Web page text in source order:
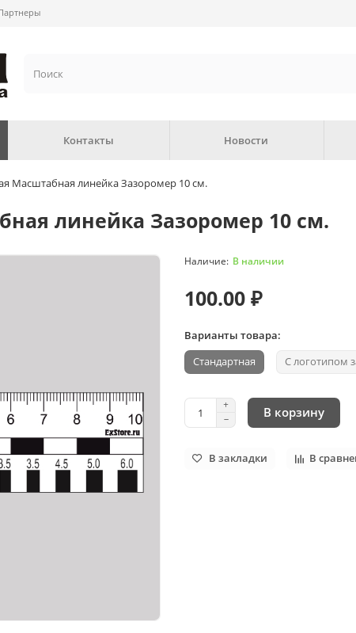
Контакты Новости
Масштабная линейка Зазоромер 10 см.
линейка Зазоромер 10 см.
В наличии
100.00 ₽
Варианты товара:
Стандартная С логотипом
В корзину
В закладки В